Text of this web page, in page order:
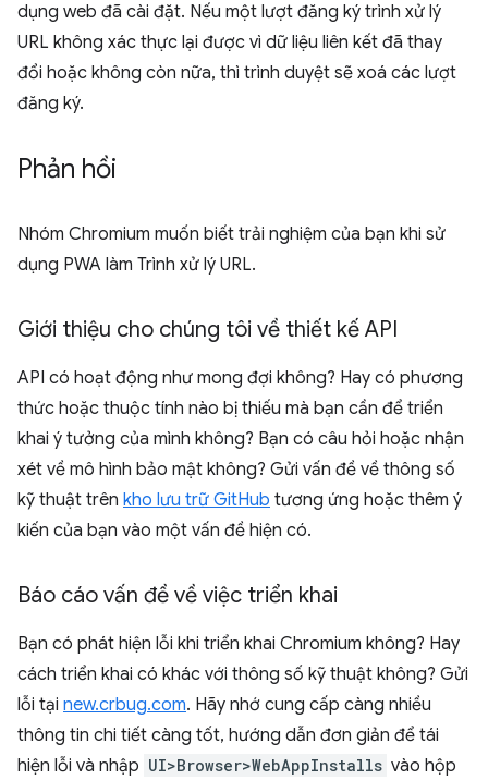
dụng web đã cài đặt. Nếu một lượt đăng ký trình xử lý
URL không xác thực lại được vì dữ liệu liên kết đã thay
đổi hoặc không còn nữa, thì trình duyệt sẽ xoá các lượt
đăng ký.
Phản hồi
Nhóm Chromium muốn biết trải nghiệm của bạn khi sử
dụng PWA làm Trình xử lý URL.
Giới thiệu cho chúng tôi về thiết kế API
API có hoạt động như mong đợi không? Hay có phương
thức hoặc thuộc tính nào bị thiếu mà bạn cần để triển
khai ý tưởng của mình không? Bạn có câu hỏi hoặc nhận
xét về mô hình bảo mật không? Gửi vấn đề về thông số
kỹ thuật trên kho lưu trữ GitHub tương ứng hoặc thêm ý
kiến của bạn vào một vấn đề hiện có.
Báo cáo vấn đề về việc triển khai
Bạn có phát hiện lỗi khi triển khai Chromium không? Hay
cách triển khai có khác với thông số kỹ thuật không? Gửi
lỗi tại new.crbug.com. Hãy nhớ cung cấp càng nhiều
thông tin chi tiết càng tốt, hướng dẫn đơn giản để tái
hiện lỗi và nhập UI>Browser>WebAppInstalls vào hộp